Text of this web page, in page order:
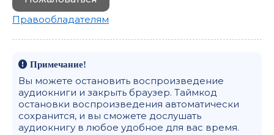
Правообладателям
Примечание!
Вы можете остановить воспроизведение
аудиокниги и закрыть браузер. Таймкод
остановки воспроизведения автоматически
сохранится, и вы сможете дослушать
аудиокнигу в любое удобное для вас время.